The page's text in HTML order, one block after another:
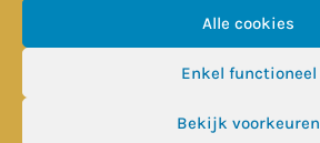
Alle cookies
Enkel functioneel
Bekijk voorkeuren